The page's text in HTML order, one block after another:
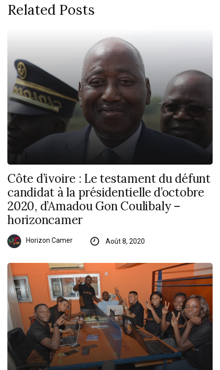
Related Posts
Côte d’ivoire : Le testament du défunt
candidat à la présidentielle d’octobre
2020, d’Amadou Gon Coulibaly –
horizoncamer
Horizon Camer Août 8, 2020